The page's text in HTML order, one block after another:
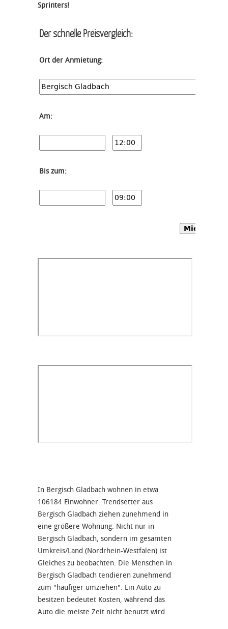
Sprinters!
Der schnelle Preisvergleich:
Ort der Anmietung:
Am:
Bis zum:
In Bergisch Gladbach wohnen in etwa
106184 Einwohner. Trendsetter aus
Bergisch Gladbach ziehen zunehmend in
eine größere Wohnung. Nicht nur in
Bergisch Gladbach, sondern im gesamten
Umkreis/Land (Nordrhein-Westfalen) ist
Gleiches zu beobachten. Die Menschen in
Bergisch Gladbach tendieren zunehmend
zum "häufiger umziehen". Ein Auto zu
besitzen bedeutet Kosten, während das
Auto die meiste Zeit nicht benutzt wird. .